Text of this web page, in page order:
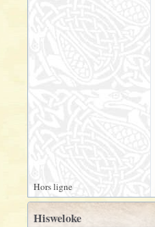
Hors ligne
Hisweloke